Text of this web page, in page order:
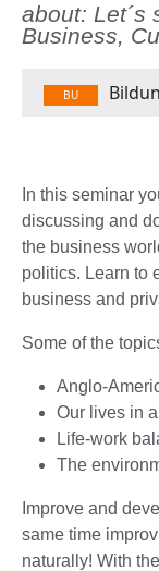
about: Let´s
Business,
BU
In this seminar
discussing and
the business
politics. Learn to
business and
Some of the
Anglo-
Our lives in
Life-work
The
Improve and
same time
naturally! With